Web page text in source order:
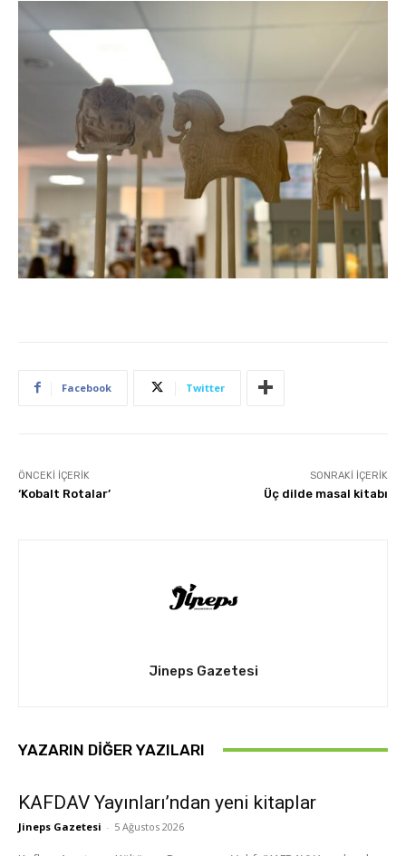
Facebook Twitter
ÖNCEKI İÇERIK
‘Kobalt Rotalar’
SONRAKI İÇERIK
Üç dilde masal kitabı
Jineps Gazetesi
YAZARIN DIĞER YAZILARI
KAFDAV Yayınları’ndan yeni kitaplar
Jineps Gazetesi - 5 Ağustos 2026